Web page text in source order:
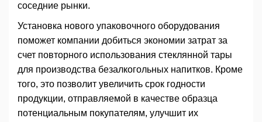
соседние рынки.
Установка нового упаковочного оборудования
поможет компании добиться экономии затрат за
счет повторного использования стеклянной тары
для производства безалкогольных напитков. Кроме
того, это позволит увеличить срок годности
продукции, отправляемой в качестве образца
потенциальным покупателям, улучшит их